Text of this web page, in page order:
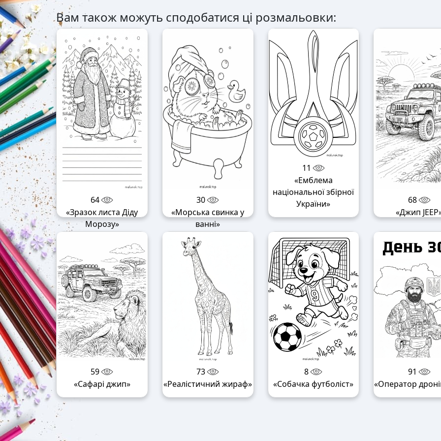
Вам також можуть сподобатися ці розмальовки:
64
«Зразок листа Діду
Морозу»
30
«Морська свинка у
ванні»
11
«Емблема
національної збірної
України»
68
«Джип
59
«Сафарі джип»
73
«Реалістичний жираф»
8
«Собачка футболіст»
91
«Оператор